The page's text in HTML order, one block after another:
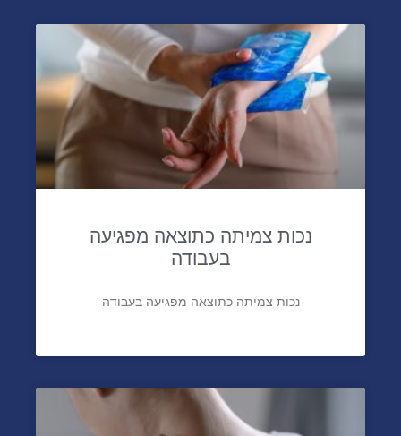
נכות צמיתה כתוצאה מפגיעה
בעבודה
נכות צמיתה כתוצאה מפגיעה בעבודה